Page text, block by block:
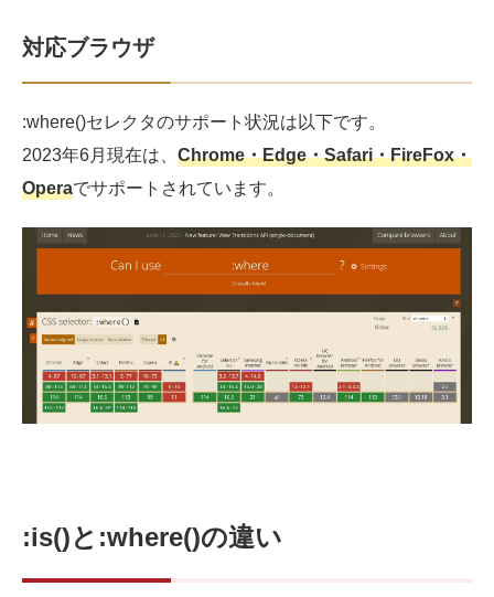
対応ブラウザ
:where()セレクタのサポート状況は以下です。
2023年6月現在は、 Chrome・Edge・Safari・FireFox・
Operaでサポートされています。
:is()と:where()の違い